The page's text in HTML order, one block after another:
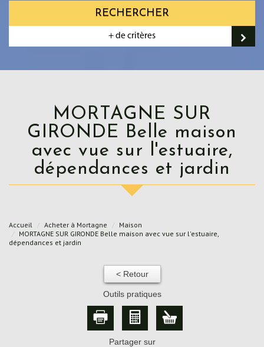
RECHERCHER
+ de critères
MORTAGNE SUR
GIRONDE Belle maison
avec vue sur l'estuaire,
dépendances et jardin
Accueil Acheter à Mortagne
Maison
MORTAGNE SUR GIRONDE Belle maison avec vue sur l'estuaire,
dépendances et jardin
< Retour
Outils pratiques
Partager sur